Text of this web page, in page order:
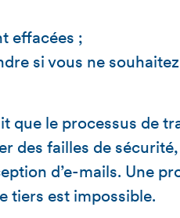
effacées ;
si vous ne
que le processus de
des failles de sécurité,
d’e-mails. Une
tiers est impossible.